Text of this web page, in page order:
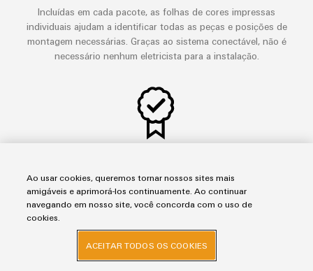
Incluídas em cada pacote, as folhas de cores impressas
individuais ajudam a identificar todas as peças e posições de
montagem necessárias. Graças ao sistema conectável, não é
necessário nenhum eletricista para a instalação.
Graças aos componentes robustos e testados, é garantida uma
alta disponibilidade durante a operação. Logic Unit WCU 860
fornece mensagens de status sobre a condição do sistema de
iluminação. Em caso de falha de rede, o sistema UPS fornece as
luzes de LED com alimentação.
Ao usar cookies, queremos tornar nossos sites mais
amigáveis e aprimorá-los continuamente. Ao continuar
navegando em nosso site, você concorda com o uso de
cookies.
ACEITAR TODOS OS COOKIES